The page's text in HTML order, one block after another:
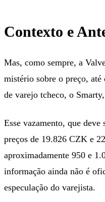
Contexto e
Mas, como sempre, a
mistério sobre o preço,
de varejo tcheco, o
Esse vazamento, que
preços de 19.826 CZK e
aproximadamente 950 e
informação ainda não é
especulação do varejista.